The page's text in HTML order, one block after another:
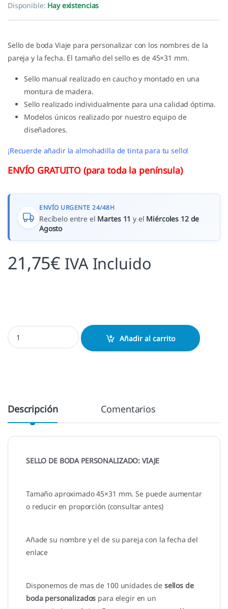
Disponible: Hay existencias
Sello de boda Viaje para personalizar con los nombres de la
pareja y la fecha. El tamaño del sello es de 45×31 mm.
Sello manual realizado en caucho y montado en una
montura de madera.
Sello realizado individualmente para una calidad óptima.
Modelos únicos realizado por nuestro equipo de
diseñadores.
¡Recuerde añadir la almohadilla de tinta para tu sello!
ENVÍO GRATUITO (para toda la península)
ENVÍO URGENTE 24/48H
Recíbelo entre el Martes 11 y el Miércoles 12 de
Agosto
21,75€ IVA Incluido
Sello boda Viaje cantidad
Añadir al carrito
Descripción Comentarios
SELLO DE BODA PERSONALIZADO: VIAJE
Tamaño aproximado 45×31 mm. Se puede aumentar
o reducir en proporción (consultar antes)
Añade su nombre y el de su pareja con la fecha del
enlace
Disponemos de mas de 100 unidades de sellos de
boda personalizados para elegir en un